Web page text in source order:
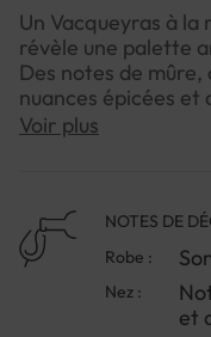
Un Vacqueyras à
révèle une palette
Des notes de
nuances épicées et
Ce Cru produit des
Voir plus
NOTES DE
Robe :
Nez :
et